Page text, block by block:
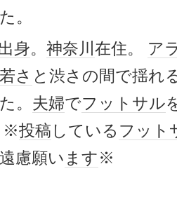
。
身。 神奈川 在住。 ア
若さ と渋さの間で揺れ
。 夫婦でフットサル
※投稿 している フット
慮願い ます※